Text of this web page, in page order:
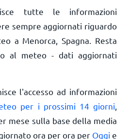
tutte le informazioni
sempre aggiornati riguardo
a Menorca, Spagna. Resta
al meteo - dati aggiornati
l'accesso ad informazioni
per i prossimi 14 giorni
mese sulla base della media
ora per ora per Oggi e